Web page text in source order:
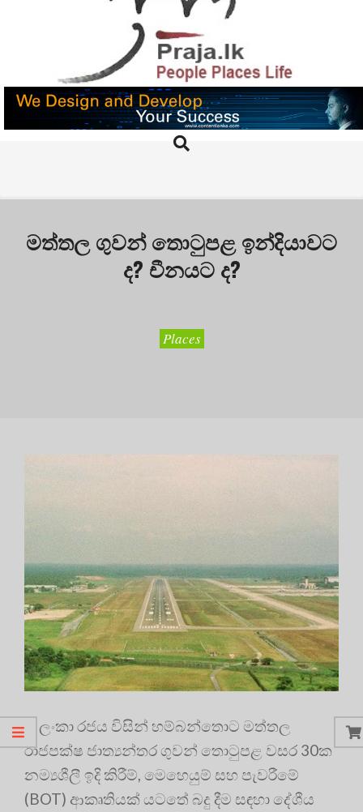
PRAJA.LK
Search
මත්තල ගුවන් තොටුපළ ඉන්දියාවට
ද? චීනයට ද?
Places
ශ්‍රී ලංකා රජය විසින් හම්බන්තොට මත්තල
රාජපක්ෂ ජාත්‍යන්තර ගුවන් තොටුපළ වසර 30ක
නම්‍යශීලී ඉදි කිරීම්, මෙහෙයුම් සහ පැවරීමේ
(BOT) ආකෘතියක් යටතේ බදු දීම සඳහා දේශීය